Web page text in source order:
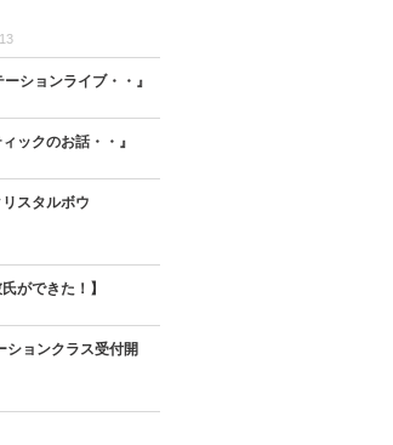
ションライブ・・』
ックのお話・・』
スタルボウ
ができた！】
ションクラス受付開